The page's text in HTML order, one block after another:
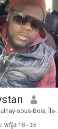
sous-Bois, Île-de-France, ฝรั่งเศส
หญิง 18 - 35